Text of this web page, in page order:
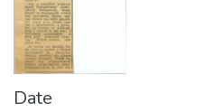
Date